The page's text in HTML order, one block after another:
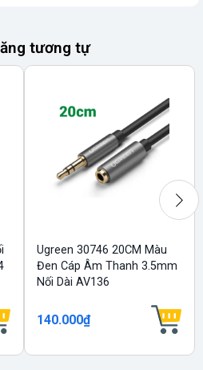
tương tự
Ugreen 30746 20CM Màu
Đen Cáp Âm Thanh 3.5mm
Nối Dài AV136
140.000₫